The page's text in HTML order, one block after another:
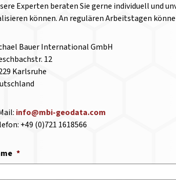
Experten beraten Sie gerne individuell und
können. An regulären Arbeitstagen
Bauer International GmbH
12
Karlsruhe
info@mbi-geodata.com
+49 (0)721 1618566
*